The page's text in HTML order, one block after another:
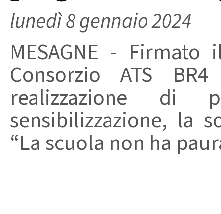
lunedì 8 gennaio 2024
MESAGNE -
Consorzio ATS
realizzazione
sensibilizzazione, la
“La scuola non ha